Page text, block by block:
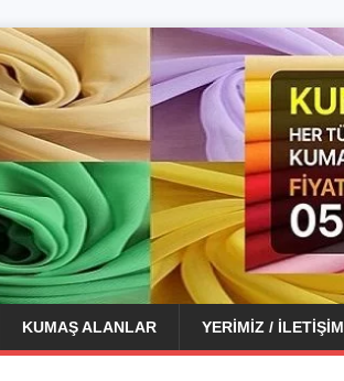
KUMAŞ ALANLAR YERIMIZ / İLETIŞIM